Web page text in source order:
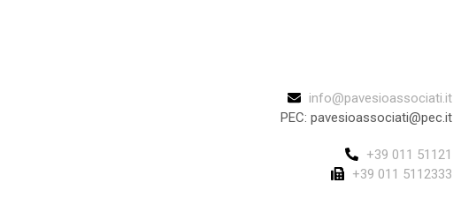
info@pavesioassociati.it
PEC: pavesioassociati@pec.it
+39 011 51121
+39 011 5112333